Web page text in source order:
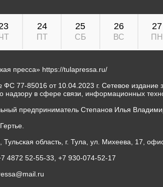
24
ПТ
25
СБ
26
ВС
27
ПН
пресса» https://tulapressa.ru/
77-85016 от 10.04.2023 г. Сетевое издание
надзору в сфере связи, информационных
предприниматель Степанов Илья
область, г. Тула, ул. Михеева, 17,
4872 52-55-33, +7 930-074-52-17